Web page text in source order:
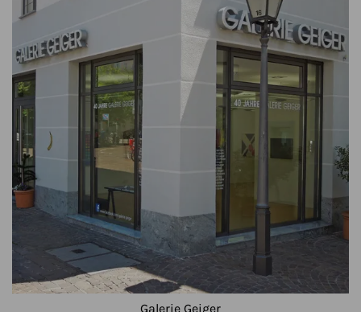
Galerie Geiger